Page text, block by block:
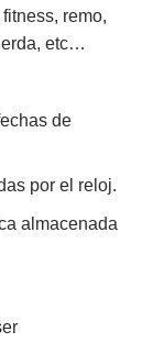
remo,
etc…
de
por el reloj.
almacenada